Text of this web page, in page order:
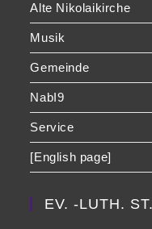
Alte Nikolaikirche
Musik
Gemeinde
NabI9
Service
[English page]
EV. -LUTH.